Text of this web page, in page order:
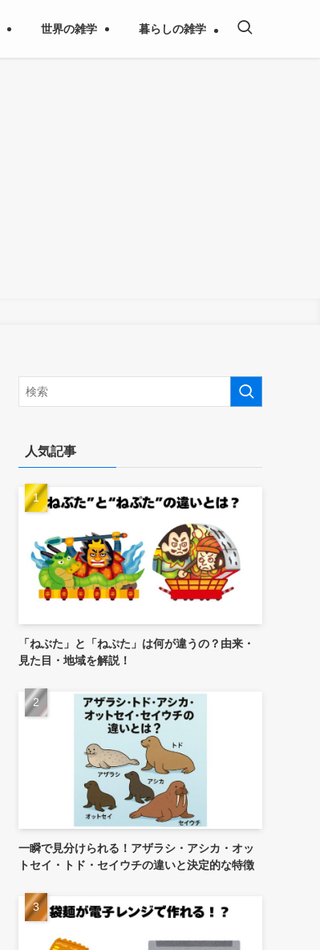
世界の雑学 暮らしの雑学
人気記事
「ねぶた」と「ねぷた」は何が違うの？由来・
見た目・地域を解説！
一瞬で見分けられる！アザラシ・アシカ・オッ
トセイ・トド・セイウチの違いと決定的な特徴